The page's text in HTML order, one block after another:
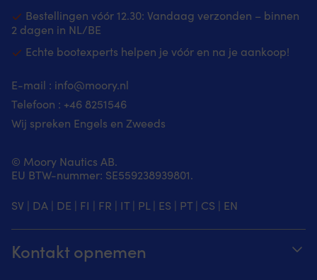
Bestellingen vóór 12.30: Vandaag verzonden – binnen
2 dagen in NL/BE
Echte bootexperts helpen je vóór en na je aankoop!
E-mail : info@moory.nl
Telefoon : +46 8251546
Wij spreken Engels en Zweeds
© Moory Nautics AB.
EU BTW-nummer: SE559238939801.
SV | DA | DE | FI | FR | IT| PL| ES | PT| CS | EN
Kontakt opnemen